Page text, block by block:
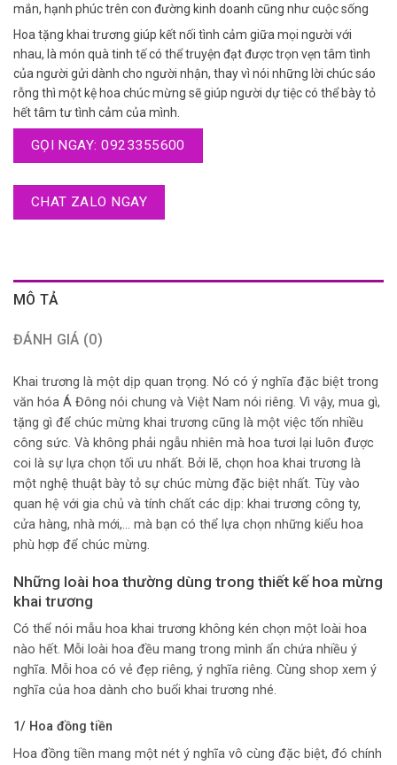
mắn, hạnh phúc trên con đường kinh doanh cũng như cuộc sống
Hoa tặng khai trương giúp kết nối tình cảm giữa mọi người với
nhau, là món quà tinh tế có thể truyện đạt được trọn vẹn tâm tình
của người gửi dành cho người nhận, thay vì nói những lời chúc sáo
rỗng thì một kệ hoa chúc mừng sẽ giúp người dự tiệc có thể bày tỏ
hết tâm tư tình cảm của mình.
GỌI NGAY: 0923355600
CHAT ZALO NGAY
MÔ TẢ
ĐÁNH GIÁ (0)
Khai trương là một dịp quan trọng. Nó có ý nghĩa đặc biệt trong
văn hóa Á Đông nói chung và Việt Nam nói riêng. Vì vậy, mua gì,
tặng gì để chúc mừng khai trương cũng là một việc tốn nhiều
công sức. Và không phải ngẫu nhiên mà hoa tươi lại luôn được
coi là sự lựa chọn tối ưu nhất. Bởi lẽ, chọn hoa khai trương là
một nghệ thuật bày tỏ sự chúc mừng đặc biệt nhất. Tùy vào
quan hệ với gia chủ và tính chất các dịp: khai trương công ty,
cửa hàng, nhà mới,… mà bạn có thể lựa chọn những kiểu hoa
phù hợp để chúc mừng.
Những loài hoa thường dùng trong thiết kế hoa mừng
khai trương
Có thể nói mẫu hoa khai trương không kén chọn một loài hoa
nào hết. Mỗi loài hoa đều mang trong mình ẩn chứa nhiều ý
nghĩa. Mỗi hoa có vẻ đẹp riêng, ý nghĩa riêng. Cùng shop xem ý
nghĩa của hoa dành cho buổi khai trương nhé.
1/ Hoa đồng tiền
Hoa đồng tiền mang một nét ý nghĩa vô cùng đặc biệt, đó chính